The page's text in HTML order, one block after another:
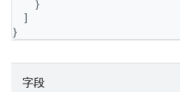
}
]
}
字段